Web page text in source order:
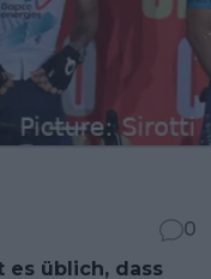
0
es üblich, dass